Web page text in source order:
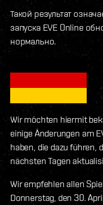
Такой результат
запуска EVE Online
нормально.
Wir möchten hiermit
einige Änderungen am
haben, die dazu führen,
nächsten Tagen
Wir empfehlen allen
Donnerstag, den 30.